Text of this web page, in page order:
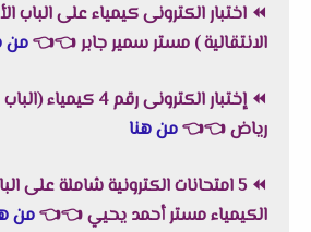
⏪ اختبار الكترونى كيمياء على الباب
الانتقالية ) مستر سمير جابر👈
👈من
⏪
إختبار الكترونى رقم
رياض👈
👈من هنا
⏪ 5 امتحانات الكترونية شاملة على
الكيمياء مستر أحمد يحيي👈
👈من